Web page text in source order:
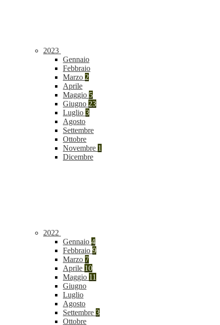
2023
Gennaio
Febbraio
Marzo 2
Aprile
Maggio 5
Giugno 23
Luglio 3
Agosto
Settembre
Ottobre
Novembre 1
Dicembre
2022
Gennaio 4
Febbraio 9
Marzo 7
Aprile 10
Maggio 11
Giugno
Luglio
Agosto
Settembre 3
Ottobre